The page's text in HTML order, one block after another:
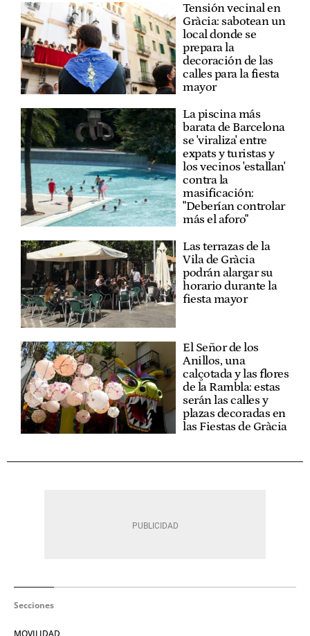
Tensión vecinal en
Gràcia: sabotean un
local donde se
prepara la
decoración de las
calles para la fiesta
mayor
La piscina más
barata de Barcelona
se 'viraliza' entre
expats y turistas y
los vecinos 'estallan'
contra la
masificación:
"Deberían controlar
más el aforo"
Las terrazas de la
Vila de Gràcia
podrán alargar su
horario durante la
fiesta mayor
El Señor de los
Anillos, una
calçotada y las flores
de la Rambla: estas
serán las calles y
plazas decoradas en
las Fiestas de Gràcia
Secciones
MOVILIDAD